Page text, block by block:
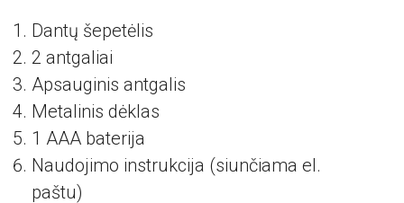
Dantų šepetėlis
2 antgaliai
Apsauginis antgalis
Metalinis dėklas
1 AAA baterija
Naudojimo instrukcija (siunčiama el.
paštu)